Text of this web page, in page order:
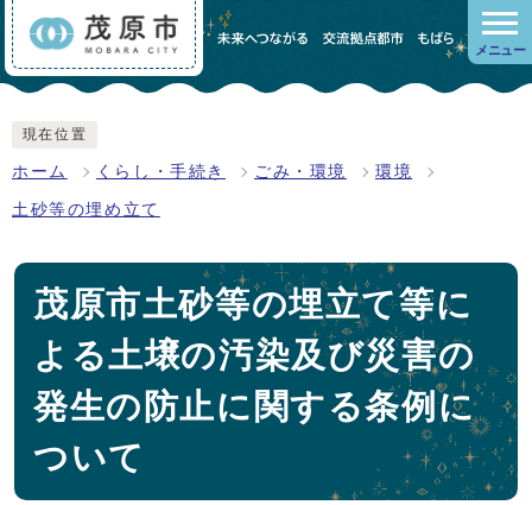
メニュー
現在位置
ホーム くらし・手続き ごみ・環境 環境
土砂等の埋め立て
茂原市土砂等の埋立て等に
よる土壌の汚染及び災害の
発生の防止に関する条例に
ついて